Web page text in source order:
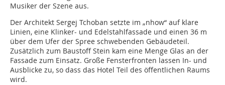
Musiker der Szene aus.
Der Architekt Sergej Tchoban setzte im „nhow“ auf klare
Linien, eine Klinker- und Edelstahlfassade und einen 36 m
über dem Ufer der Spree schwebenden Gebäudeteil.
Zusätzlich zum Baustoff Stein kam eine Menge Glas an der
Fassade zum Einsatz. Große Fensterfronten lassen In- und
Ausblicke zu, so dass das Hotel Teil des öffentlichen Raums
wird.